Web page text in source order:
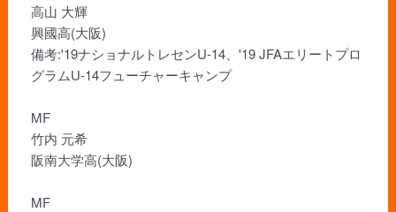
高山 大輝
興國高(大阪)
備考:'19ナショナルトレセンU-14、'19 JFAエリートプロ
グラムU-14フューチャーキャンプ
MF
竹内 元希
阪南大学高(大阪)
MF